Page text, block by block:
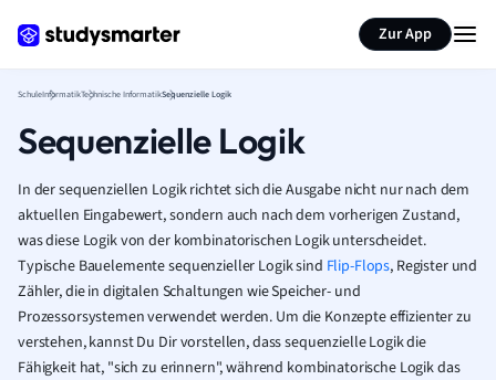
Zur App
SchuleInformatikTechnische InformatikSequenzielle Logik
Sequenzielle Logik
In der sequenziellen Logik richtet sich die Ausgabe nicht nur nach dem
aktuellen Eingabewert, sondern auch nach dem vorherigen Zustand,
was diese Logik von der kombinatorischen Logik unterscheidet.
Typische Bauelemente sequenzieller Logik sind Flip-Flops, Register und
Zähler, die in digitalen Schaltungen wie Speicher- und
Prozessorsystemen verwendet werden. Um die Konzepte effizienter zu
verstehen, kannst Du Dir vorstellen, dass sequenzielle Logik die
Fähigkeit hat, "sich zu erinnern", während kombinatorische Logik das
Seite zusammenfassen